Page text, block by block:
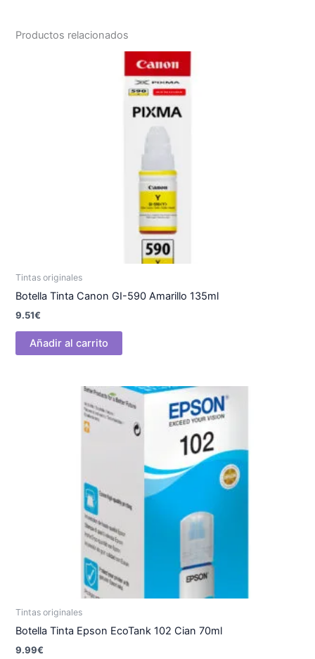
Productos relacionados
Tintas originales
Botella Tinta Canon GI-590 Amarillo 135ml
9.51€
Añadir al carrito
Tintas originales
Botella Tinta Epson EcoTank 102 Cian 70ml
9.99€